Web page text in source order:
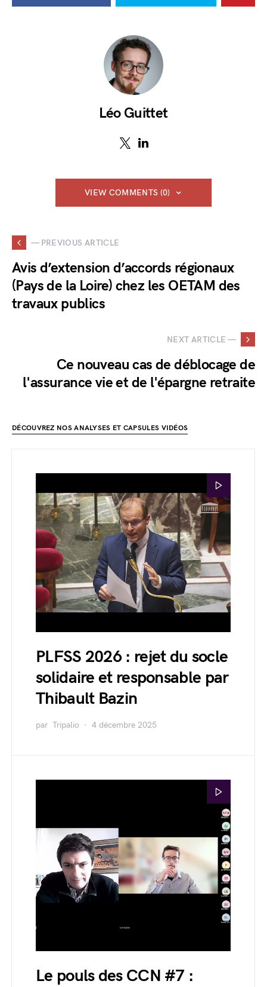
Léo Guittet
VIEW COMMENTS (0)
— PREVIOUS ARTICLE
Avis d’extension d’accords régionaux
(Pays de la Loire) chez les OETAM des
travaux publics
NEXT ARTICLE —
Ce nouveau cas de déblocage de
l'assurance vie et de l'épargne retraite
DÉCOUVREZ NOS ANALYSES ET CAPSULES VIDÉOS
PLFSS 2026 : rejet du socle
solidaire et responsable par
Thibault Bazin
par Tripalio 4 décembre 2025
Le pouls des CCN #7 :